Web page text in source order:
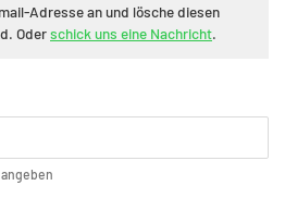
Adresse an und lösche diesen
Oderschick uns eine Nachricht.